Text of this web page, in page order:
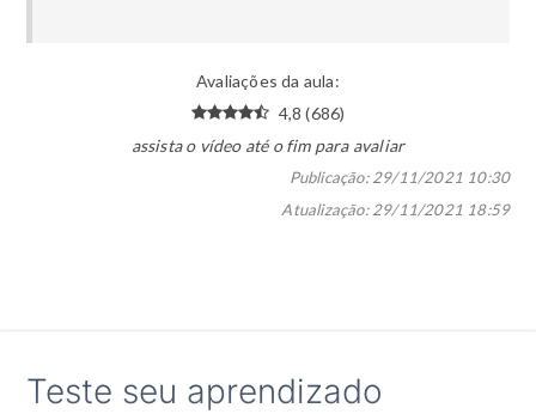
Avaliações da aula:
4,8 (686)
assista o vídeo até o fim para avaliar
Publicação:29/11/2021 10:30
Atualização:29/11/2021 18:59
Teste seu aprendizado